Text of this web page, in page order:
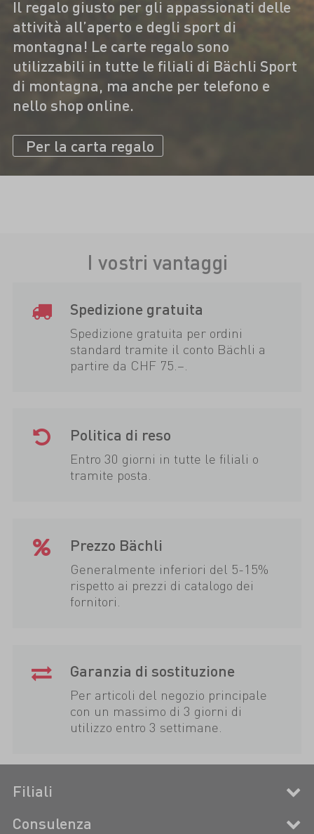
Il regalo giusto per gli appassionati delle
attività all’aperto e degli sport di
montagna! Le carte regalo sono
utilizzabili in tutte le filiali di Bächli Sport
di montagna, ma anche per telefono e
nello shop online.
Per la carta regalo
I vostri vantaggi
Spedizione gratuita
Spedizione gratuita per ordini
standard tramite il conto Bächli a
partire da CHF 75.–.
Politica di reso
Entro 30 giorni in tutte le filiali o
tramite posta.
Prezzo Bächli
Generalmente inferiori del 5-15%
rispetto ai prezzi di catalogo dei
fornitori.
Garanzia di sostituzione
Per articoli del negozio principale
con un massimo di 3 giorni di
utilizzo entro 3 settimane.
Filiali
Consulenza